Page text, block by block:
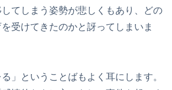
てしまう姿勢が悲しくもあり、どの
受けてきたのかと訝ってしまいま
」ということばもよく耳にします。